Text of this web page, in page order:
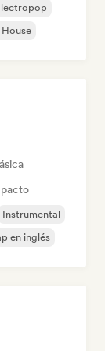
House
Instrumental
en inglés